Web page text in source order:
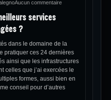
Aucun commentaire
services
?
dans le domaine de la
pratiquer ces 24 dernières
ainsi que les infrastructures
celles que j’ai exercées le
formes, aussi bien en
conseil pour d’autres